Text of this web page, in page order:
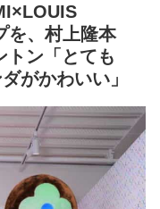
を、村上隆本
トン「とても
がかわいい」